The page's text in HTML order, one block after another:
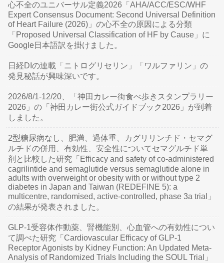
心不全のユニバーサル定義2026「AHA/ACC/ESC/WHF
Expert Consensus Document: Second Universal Definition
of Heart Failure (2026)」の心不全の原因による分類
「Proposed Universal Classification of HF by Cause」に
Google日本語訳を掛けました。
日経DIの連載「ニトログリセリン」「ワルファリン」の
発見秘話が興味深いです。
2026/8/1-12/20、「神田カレー街食べ歩きスタンプラリー
2026」の「神田カレー街公式ガイドブック2026」が到着
しました。
2型糖尿病なし、肥満、過体重、カグリリンチド・セマグ
ルチドの併用、有効性、安全性についてセマグルチド単
剤と比較した研究「Efficacy and safety of co-administered
cagrilintide and semaglutide versus semaglutide alone in
adults with overweight or obesity with or without type 2
diabetes in Japan and Taiwan (REDEFINE 5): a
multicentre, randomised, active-controlled, phase 3a trial」
の結果が発表されました。
GLP-1受容体作動薬、腎機能別、心血管への有効性につい
て調べた研究「Cardiovascular Efficacy of GLP-1
Receptor Agonists by Kidney Function: An Updated Meta-
Analysis of Randomized Trials Including the SOUL Trial」